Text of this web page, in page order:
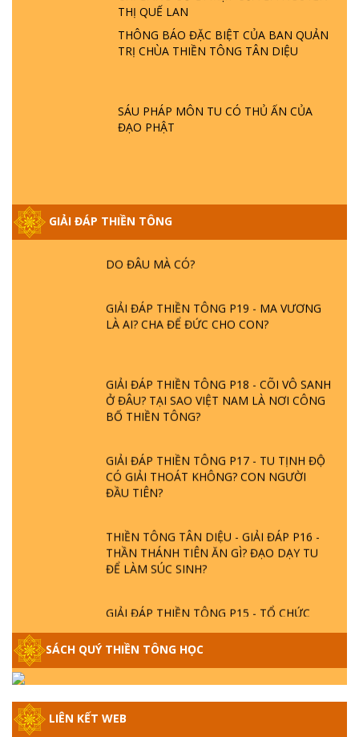
THỊ QUẾ LAN
THÔNG BÁO ĐẶC BIỆT CỦA BAN QUẢN
TRỊ CHÙA THIỀN TÔNG TÂN DIỆU
SÁU PHÁP MÔN TU CÓ THỦ ẤN CỦA
ĐẠO PHẬT
GIẢI ĐÁP THIỀN TÔNG
SAO TRÁI ĐẤT NHIỀU THIÊN TAI - LŨ LỤT
- HỎA HOẠN | TTTD
HOA SEN ? | TTTD
GIẢI ĐÁP THIỀN TÔNG ĐẶC BIỆT PHẦN 20
- BÁC NGUYỄN NHÂN LÀ AI? PHIỀN NÃO
DO ĐÂU MÀ CÓ?
GIẢI ĐÁP THIỀN TÔNG P19 - MA VƯƠNG
LÀ AI? CHA ĐỂ ĐỨC CHO CON?
GIẢI ĐÁP THIỀN TÔNG P18 - CÕI VÔ SANH
Ở ĐÂU? TẠI SAO VIỆT NAM LÀ NƠI CÔNG
BỐ THIỀN TÔNG?
GIẢI ĐÁP THIỀN TÔNG P17 - TU TỊNH ĐỘ
CÓ GIẢI THOÁT KHÔNG? CON NGƯỜI
ĐẦU TIÊN?
THIỀN TÔNG TÂN DIỆU - GIẢI ĐÁP P16 -
THẦN THÁNH TIÊN ĂN GÌ? ĐẠO DẠY TU
ĐỂ LÀM SÚC SINH?
GIẢI ĐÁP THIỀN TÔNG P15 - TỔ CHỨC
LOÀI CÔ HỒN - GIÁO LÝ ĐẠO PHẬT KHI
NÀO XUẤT BẢN
GIẢI ĐÁP THIỀN TÔNG ĐẶC BIỆT - P14 -
TẦNG BÌNH LƯU LỚN ĐẾN ĐÂU
SÁCH QUÝ THIỀN TÔNG HỌC
LIÊN KẾT WEB